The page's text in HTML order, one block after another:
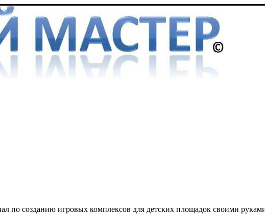
по созданию игровых комплексов для детских площадок своими